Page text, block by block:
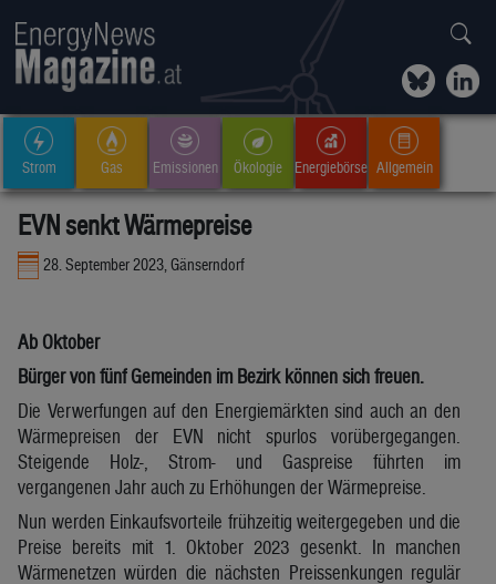
Strom Gas Emissionen Ökologie Energiebörse Allgemein
EVN senkt Wärmepreise
28. September 2023, Gänserndorf
Ab Oktober
Bürger von fünf Gemeinden im Bezirk können sich freuen.
Die Verwerfungen auf den Energiemärkten sind auch an den
Wärmepreisen der EVN nicht spurlos vorübergegangen.
Steigende Holz-, Strom- und Gaspreise führten im
vergangenen Jahr auch zu Erhöhungen der Wärmepreise.
Nun werden Einkaufsvorteile frühzeitig weitergegeben und die
Preise bereits mit 1. Oktober 2023 gesenkt. In manchen
Wärmenetzen würden die nächsten Preissenkungen regulär